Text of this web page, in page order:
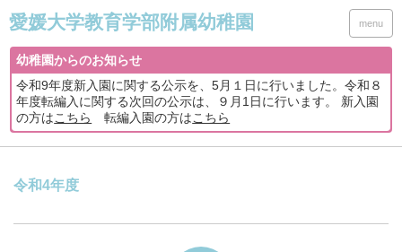
menu
幼稚園からのお知らせ
令和9年度新入園に関する公示を、5月１日に行いました。令和８
年度転編入に関する次回の公示は、９月1日に行います。 新入園
の方はこちら 転編入園の方はこちら
令和4年度